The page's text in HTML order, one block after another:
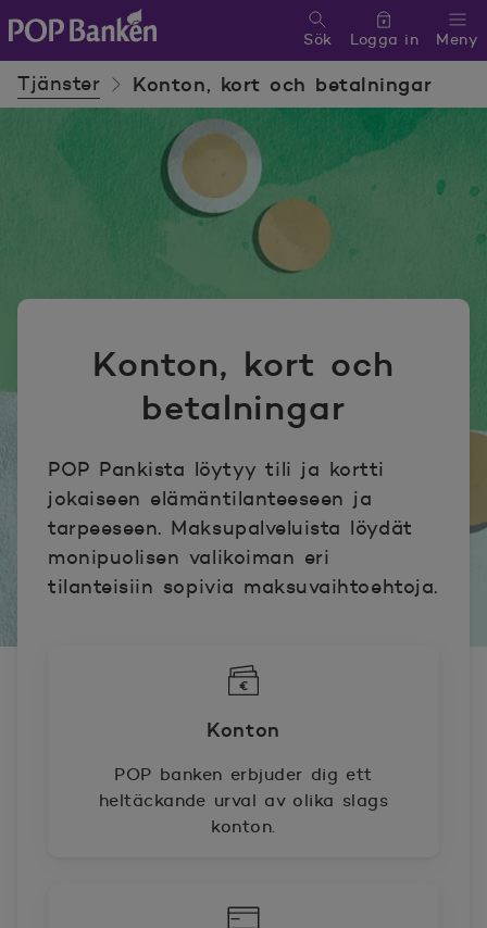
POP banken, till hemsidan
Meny
Sök Logga in
Tjänster Konton, kort och betalningar
Konton, kort och
betalningar
POP Pankista löytyy tili ja kortti
jokaiseen elämäntilanteeseen ja
tarpeeseen. Maksupalveluista löydät
monipuolisen valikoiman eri
tilanteisiin sopivia maksuvaihtoehtoja.
Konton
POP banken erbjuder dig ett
heltäckande urval av olika slags
konton.